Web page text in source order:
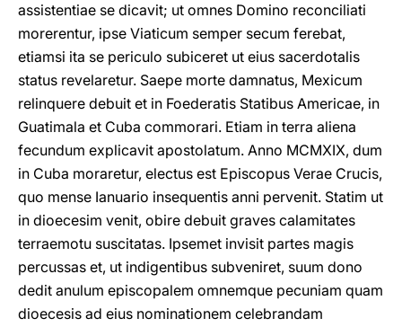
assistentiae se dicavit; ut omnes Domino reconciliati
morerentur, ipse Viaticum semper secum ferebat,
etiamsi ita se periculo subiceret ut eius sacerdotalis
status revelaretur. Saepe morte damnatus, Mexicum
relinquere debuit et in Foederatis Statibus Americae, in
Guatimala et Cuba commorari. Etiam in terra aliena
fecundum explicavit apostolatum. Anno MCMXIX, dum
in Cuba moraretur, electus est Episcopus Verae Crucis,
quo mense Ianuario insequentis anni pervenit. Statim ut
in dioecesim venit, obire debuit graves calamitates
terraemotu suscitatas. Ipsemet invisit partes magis
percussas et, ut indigentibus subveniret, suum dono
dedit anulum episcopalem omnemque pecuniam quam
dioecesis ad eius nominationem celebrandam